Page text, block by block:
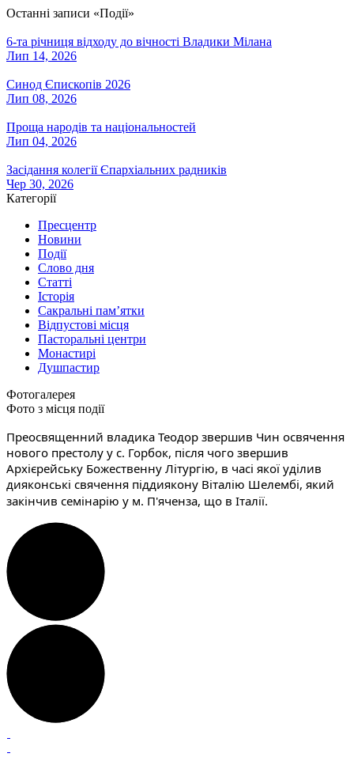
Останні записи «Події»
6-та річниця відходу до вічності Владики Мілана
Лип 14, 2026
Синод Єпископів 2026
Лип 08, 2026
Проща народів та національностей
Лип 04, 2026
Засідання колегії Єпархіальних радників
Чер 30, 2026
Категорії
Пресцентр
Новини
Події
Слово дня
Статті
Історія
Сакральні пам’ятки
Відпустові місця
Пасторальні центри
Монастирі
Душпастир
Фотогалерея
Фото з місця події
Преосвященний владика Теодор звершив Чин освячення
нового престолу у с. Горбок, після чого звершив
Архієрейську Божественну Літургію, в часі якої уділив
дияконські свячення піддиякону Віталію Шелембі, який
закінчив семінарію у м. П'яченза, що в Італії.